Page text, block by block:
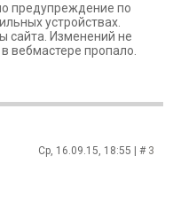
предупреждение по
устройствах.
сайта. Изменений не
вебмастере пропало.
Ср, 16.09.15, 18:55 | # 3